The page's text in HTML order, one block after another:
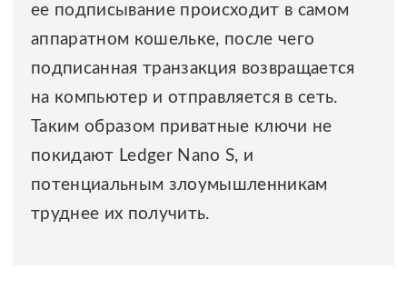
ее подписывание происходит в самом
аппаратном кошельке, после чего
подписанная транзакция возвращается
на компьютер и отправляется в сеть.
Таким образом приватные ключи не
покидают Ledger Nano S, и
потенциальным злоумышленникам
труднее их получить.